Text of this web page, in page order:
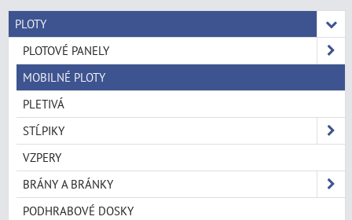
PLOTY
PLOTOVÉ PANELY
MOBILNÉ PLOTY
PLETIVÁ
STĹPIKY
VZPERY
BRÁNY A BRÁNKY
PODHRABOVÉ DOSKY